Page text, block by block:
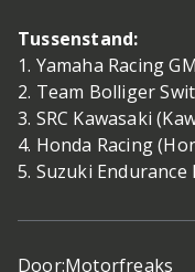
Tussenstand:
1. Yamaha Racing
2. Team Bolliger
3. SRC Kawasaki
4. Honda Racing
5. Suzuki
Door:Motorfreaks